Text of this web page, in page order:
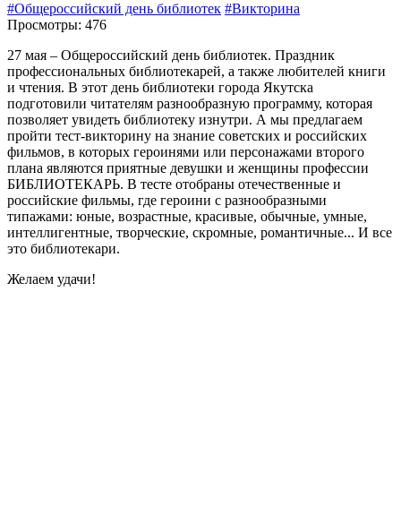
#Общероссийский день библиотек #Викторина
Просмотры: 476
27 мая – Общероссийский день библиотек. Праздник
профессиональных библиотекарей, а также любителей книги
и чтения. В этот день библиотеки города Якутска
подготовили читателям разнообразную программу, которая
позволяет увидеть библиотеку изнутри. А мы предлагаем
пройти тест-викторину на знание советских и российских
фильмов, в которых героинями или персонажами второго
плана являются приятные девушки и женщины профессии
БИБЛИОТЕКАРЬ. В тесте отобраны отечественные и
российские фильмы, где героини с разнообразными
типажами: юные, возрастные, красивые, обычные, умные,
интеллигентные, творческие, скромные, романтичные... И все
это библиотекари.
Желаем удачи!